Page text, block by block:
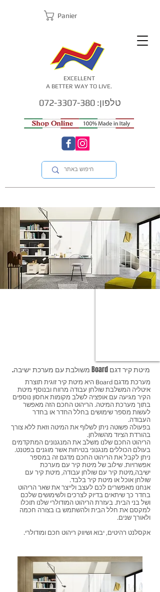
טלפון: 072-3307-380
Panier
EXCELLENT
A BETTER WAY TO LIVE.
מיטת קיר דגם Board משולבת עם מערכת ישיבה.
מערכת מדגם Board היא מיטת קיר זוגית תוצרת
איטליה המשלבת שולחן עבודה מרווח ובנוסף מיטת
הקיר מגיעה עם אופציה לשלב מקומות אחסון נוספים
בתוך מערכת המיטה. הריהוט החכם הזה מאפשר
לעשות מספר שימושים בחלל החדר או בחדר
העבודה.
בפעולה פשוטה ניתן לשלוף את המיטה וזאת ללא צורך
בהורדת הציוד מהשולחן.
הריהוט החכם שלנו משלב את המנגנונים המתקדמים
בעולם הכוללים מנגנוני בטיחות אשר מוגנים בפטנט.
ניתן לקבל את הריהוט החכם מדגם זה במספר
אפשרויות. שילוב של מיטת קיר עם מערכת
ישיבה,מיטת קיר עם שולחן עבודה, מיטת קיר עם
שולחן אוכל או מיטת קיר בלבד.
אנחנו מאפשרים לכם לעצב ולייצר את שאר הריהוט
בחדר כך שיתאים בדיוק לצרכים ולשימושים שלכם
ושל בני הבית. בעזרת הריהוט המודולרי שלנו תוכלו
למקסם את חלל הבית ולהשתמש בו בצורה חכמה
ולאורך שנים.
אקסלנט רהיטים, יבוא ושיווק ריהוט חכם ומודולרי.